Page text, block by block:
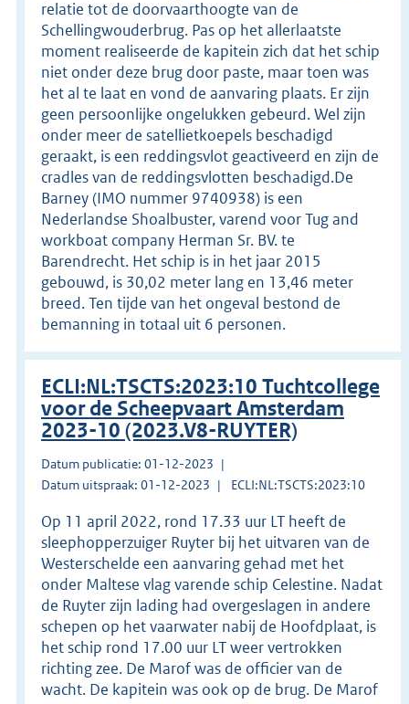
relatie tot de doorvaarthoogte van de
Schellingwouderbrug. Pas op het allerlaatste
moment realiseerde de kapitein zich dat het schip
niet onder deze brug door paste, maar toen was
het al te laat en vond de aanvaring plaats. Er zijn
geen persoonlijke ongelukken gebeurd. Wel zijn
onder meer de satellietkoepels beschadigd
geraakt, is een reddingsvlot geactiveerd en zijn de
cradles van de reddingsvlotten beschadigd.De
Barney (IMO nummer 9740938) is een
Nederlandse Shoalbuster, varend voor Tug and
workboat company Herman Sr. BV. te
Barendrecht. Het schip is in het jaar 2015
gebouwd, is 30,02 meter lang en 13,46 meter
breed. Ten tijde van het ongeval bestond de
bemanning in totaal uit 6 personen.
ECLI:NL:TSCTS:2023:10 Tuchtcollege
voor de Scheepvaart Amsterdam
2023-10 (2023.V8-RUYTER)
Datum publicatie: 01-12-2023
Datum uitspraak: 01-12-2023
ECLI:NL:TSCTS:2023:10
Op 11 april 2022, rond 17.33 uur LT heeft de
sleephopperzuiger Ruyter bij het uitvaren van de
Westerschelde een aanvaring gehad met het
onder Maltese vlag varende schip Celestine. Nadat
de Ruyter zijn lading had overgeslagen in andere
schepen op het vaarwater nabij de Hoofdplaat, is
het schip rond 17.00 uur LT weer vertrokken
richting zee. De Marof was de officier van de
wacht. De kapitein was ook op de brug. De Marof